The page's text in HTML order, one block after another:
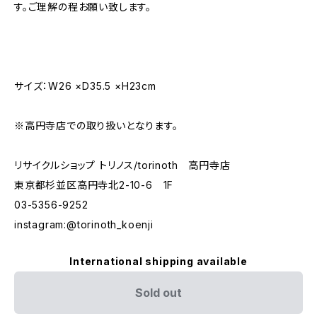
す。ご理解の程お願い致します。
サイズ：W26 ×D35.5 ×H23cm
※高円寺店での取り扱いとなります。
リサイクルショップ トリノス/torinoth 高円寺店
東京都杉並区高円寺北2-10-6 1F
03-5356-9252
instagram:@torinoth_koenji
International shipping available
Sold out